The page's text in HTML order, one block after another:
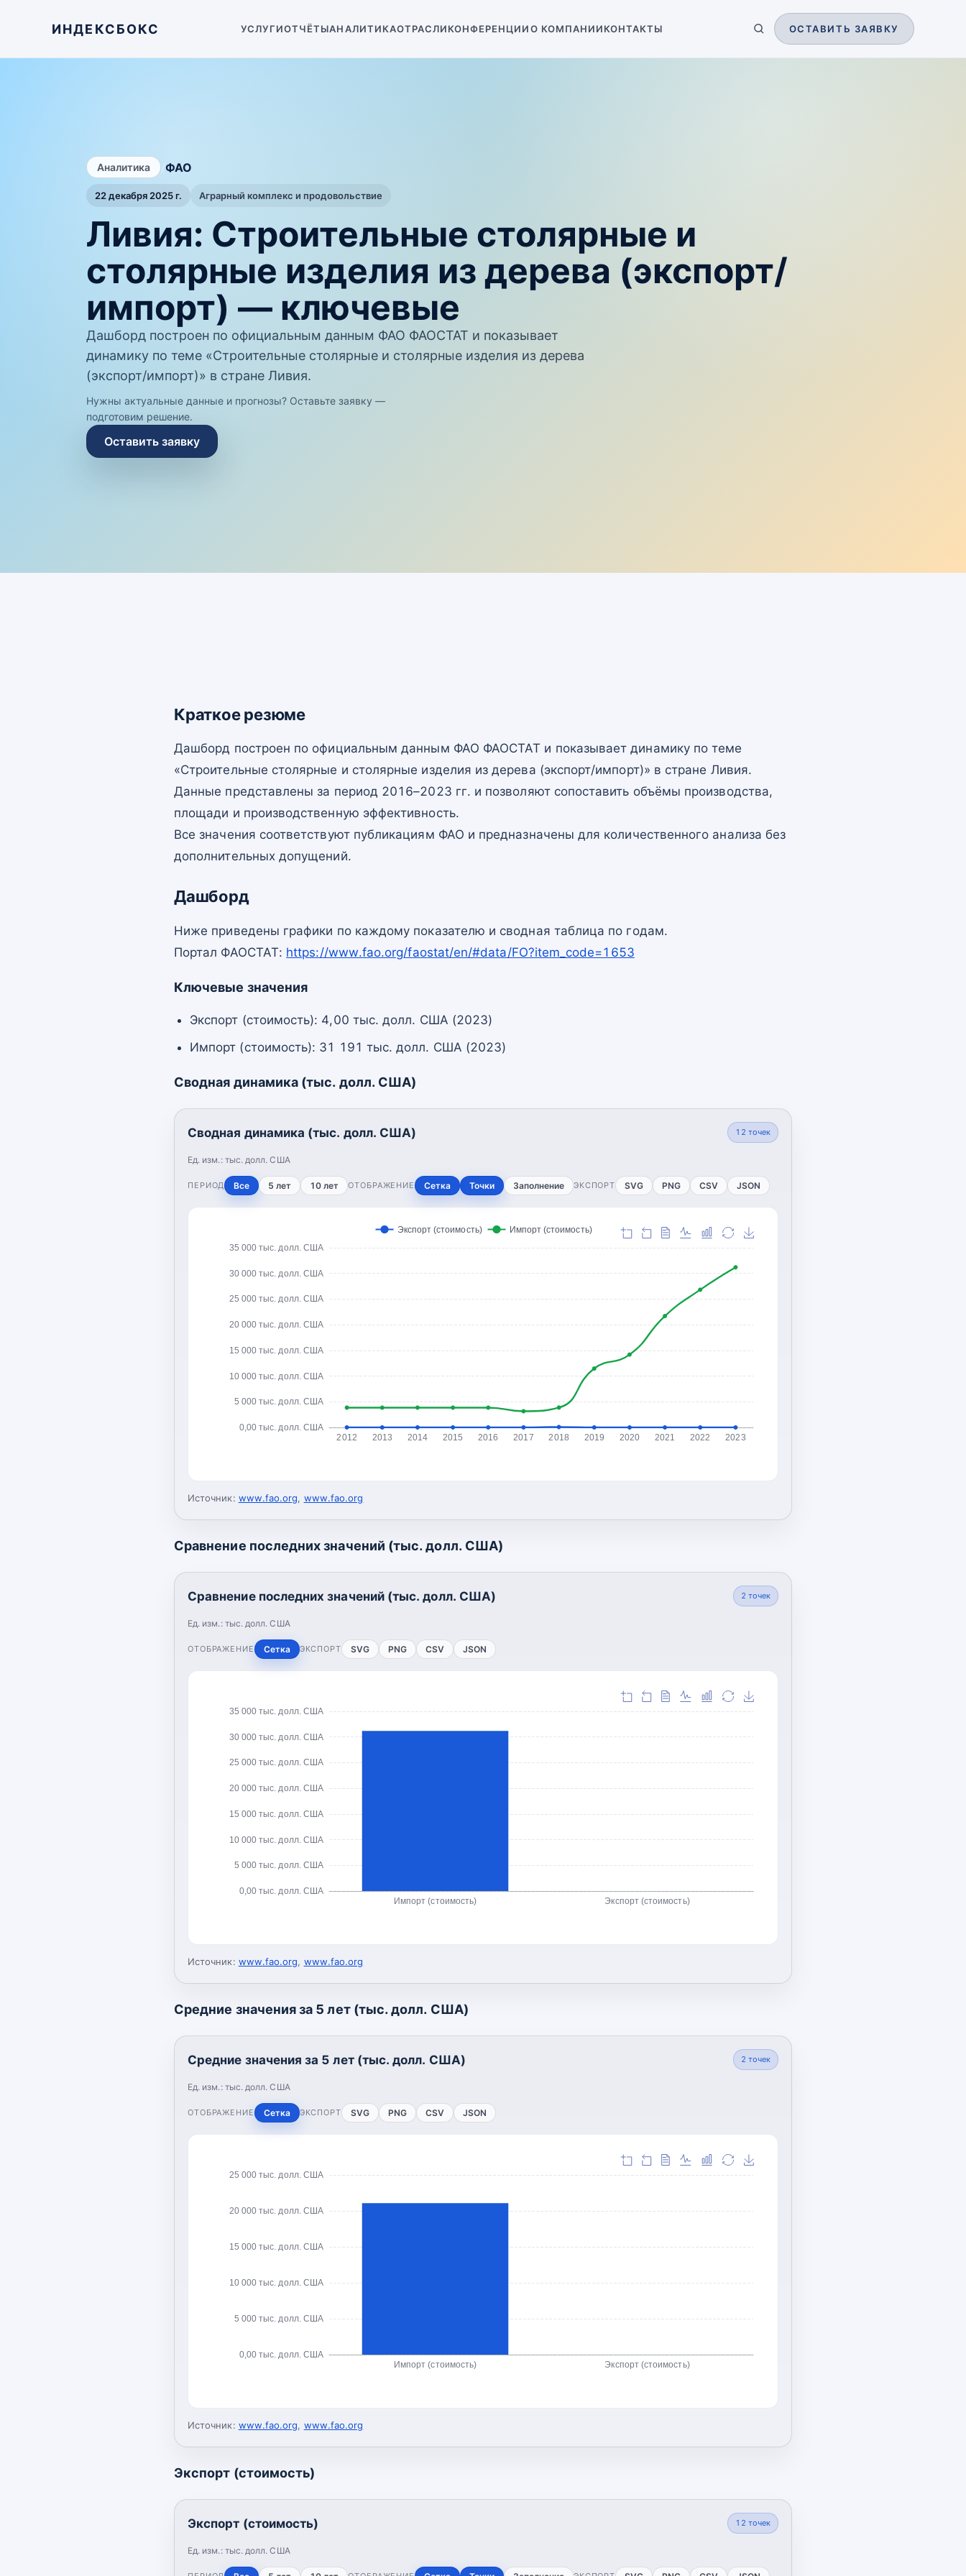
ИНДЕКСБОКС УСЛУГИОТЧЁТЫАНАЛИТИКАОТРАСЛИКОНФЕРЕНЦИИО КОМПАНИИКОНТАКТЫ ОСТАВИТЬ ЗАЯВКУ
Аналитика /ФАО
22 декабря 2025 г. Аграрный комплекс и продовольствие
Ливия: Строительные столярные и
столярные изделия из дерева (экспорт/
импорт) — ключевые
Дашборд построен по официальным данным ФАО ФАОСТАТ и показывает
динамику по теме «Строительные столярные и столярные изделия из дерева
(экспорт/импорт)» в стране Ливия.
Нужны актуальные данные и прогнозы? Оставьте заявку —
подготовим решение.
Оставить заявку
Краткое резюме
Дашборд построен по официальным данным ФАО ФАОСТАТ и показывает динамику по теме
«Строительные столярные и столярные изделия из дерева (экспорт/импорт)» в стране Ливия.
Данные представлены за период 2016–2023 гг. и позволяют сопоставить объёмы производства,
площади и производственную эффективность.
Все значения соответствуют публикациям ФАО и предназначены для количественного анализа без
дополнительных допущений.
Дашборд
Ниже приведены графики по каждому показателю и сводная таблица по годам.
Портал ФАОСТАТ: https://www.fao.org/faostat/en/#data/FO?item_code=1653
Ключевые значения
Экспорт (стоимость): 4,00 тыс. долл. США (2023)
Импорт (стоимость): 31 191 тыс. долл. США (2023)
Сводная динамика (тыс. долл. США)
Сводная динамика (тыс. долл. США)
Ед. изм.: тыс. долл. США
12 точек
ПЕРИОД Все 5 лет 10 лет ОТОБРАЖЕНИЕ Сетка Точки Заполнение ЭКСПОРТ SVG PNG CSV JSON
0,00 тыс. долл. США
5 000 тыс. долл. США
10 000 тыс. долл. США
15 000 тыс. долл. США
20 000 тыс. долл. США
25 000 тыс. долл. США
30 000 тыс. долл. США
35 000 тыс. долл. США
2012 2013 2014 2015 2016 2017 2018 2019 2020 2021 2022 2023
Экспорт (стоимость) Импорт (стоимость)
Источник: www.fao.org, www.fao.org
Сравнение последних значений (тыс. долл. США)
Сравнение последних значений (тыс. долл. США)
Ед. изм.: тыс. долл. США
2 точек
ОТОБРАЖЕНИЕ Сетка ЭКСПОРТ SVG PNG CSV JSON
0,00 тыс. долл. США
5 000 тыс. долл. США
10 000 тыс. долл. США
15 000 тыс. долл. США
20 000 тыс. долл. США
25 000 тыс. долл. США
30 000 тыс. долл. США
35 000 тыс. долл. США
Импорт (стоимость) Экспорт (стоимость)
Источник: www.fao.org, www.fao.org
Средние значения за 5 лет (тыс. долл. США)
Средние значения за 5 лет (тыс. долл. США)
Ед. изм.: тыс. долл. США
2 точек
ОТОБРАЖЕНИЕ Сетка ЭКСПОРТ SVG PNG CSV JSON
0,00 тыс. долл. США
5 000 тыс. долл. США
10 000 тыс. долл. США
15 000 тыс. долл. США
20 000 тыс. долл. США
25 000 тыс. долл. США
Импорт (стоимость) Экспорт (стоимость)
Источник: www.fao.org, www.fao.org
Экспорт (стоимость)
Экспорт (стоимость)
Ед. изм.: тыс. долл. США
12 точек